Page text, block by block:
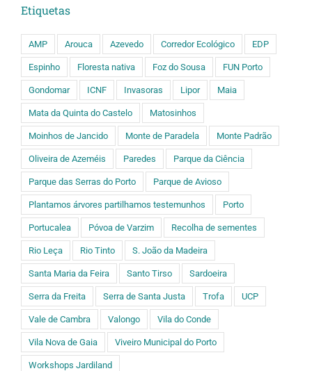
Etiquetas
AMP Arouca Azevedo Corredor Ecológico EDP
Espinho Floresta nativa Foz do Sousa FUN Porto
Gondomar ICNF Invasoras Lipor Maia
Mata da Quinta do Castelo Matosinhos
Moinhos de Jancido Monte de Paradela Monte Padrão
Oliveira de Azeméis Paredes Parque da Ciência
Parque das Serras do Porto Parque de Avioso
Plantamos árvores partilhamos testemunhos Porto
Portucalea Póvoa de Varzim Recolha de sementes
Rio Leça Rio Tinto S. João da Madeira
Santa Maria da Feira Santo Tirso Sardoeira
Serra da Freita Serra de Santa Justa Trofa UCP
Vale de Cambra Valongo Vila do Conde
Vila Nova de Gaia Viveiro Municipal do Porto
Workshops Jardiland